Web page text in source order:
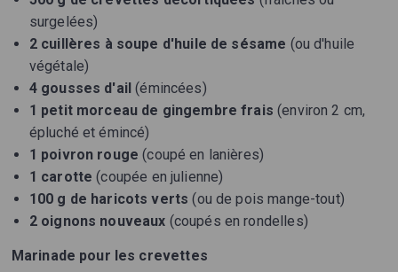
surgelées)
2 cuillères à soupe d'huile de sésame (ou d'huile
végétale)
4 gousses d'ail (émincées)
1 petit morceau de gingembre frais (environ 2 cm,
épluché et émincé)
1 poivron rouge (coupé en lanières)
1 carotte (coupée en julienne)
100 g de haricots verts (ou de pois mange-tout)
2 oignons nouveaux (coupés en rondelles)
Marinade pour les crevettes